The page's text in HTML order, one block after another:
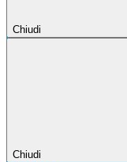
Chiudi
Chiudi